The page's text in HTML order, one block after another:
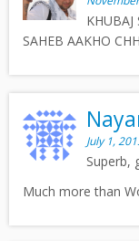
SAHEB AAKHO
July 1,
Superb,
Much more than